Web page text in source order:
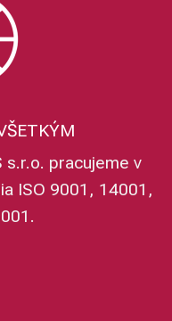
s.r.o. pracujeme v
ISO 9001, 14001,